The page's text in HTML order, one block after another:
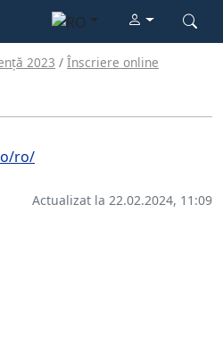
2023 Înscriere online
ro/
Actualizat la 22.02.2024, 11:09